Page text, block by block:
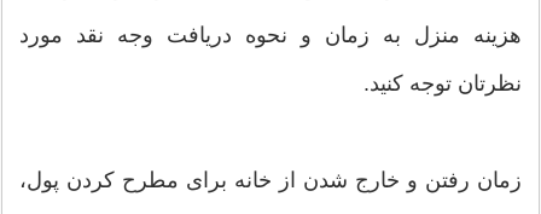
هزینه منزل به زمان و نحوه دریافت وجه نقد مورد
نظرتان توجه کنید.
زمان رفتن و خارج شدن از خانه برای مطرح کردن پول،